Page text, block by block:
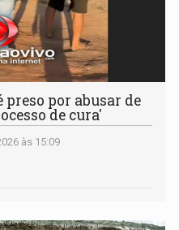
preso por abusar de
de cura'
às 15:09